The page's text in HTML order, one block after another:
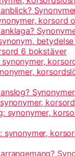
korsord
6 bokstäver
synonymer,
synonymer,
synonymer,